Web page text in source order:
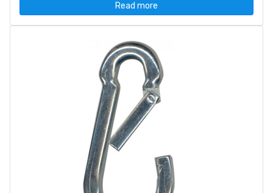
Read more